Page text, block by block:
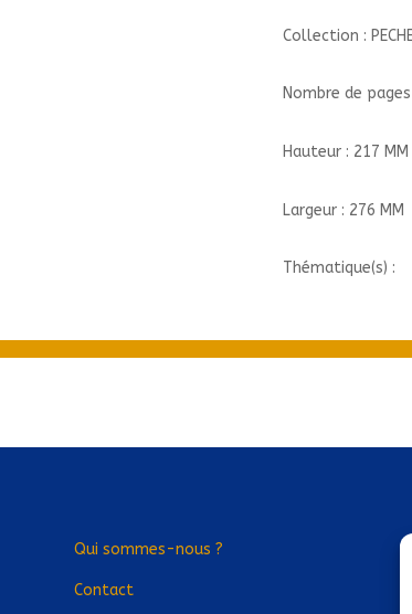
Collection :
Nombre de
Hauteur : 217 MM
Largeur : 276 MM
Thématique(s) :
Qui sommes-nous ?
Contact